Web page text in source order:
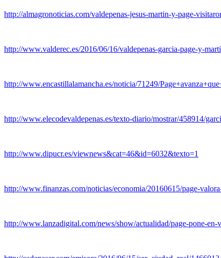
http://almagronoticias.com/valdepenas-jesus-martin-y-page-
http://www.valderec.es/2016/06/16/valdepenas-garcia-page-y-
http://www.encastillalamancha.es/noticia/71249/
http://www.elecodevaldepenas.es/texto-diario/mostrar/458914/
http://www.dipucr.es/viewnews&cat=46&id=6032&texto=1
http://www.finanzas.com/noticias/economia/20160615/page-
http://www.lanzadigital.com/news/show/actualidad/page-pone-